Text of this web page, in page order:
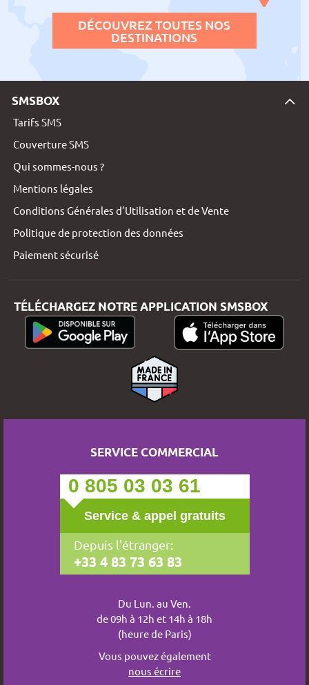
DÉCOUVREZ TOUTES NOS
DESTINATIONS
SMSBOX
Tarifs SMS
Couverture SMS
Qui sommes-nous ?
Mentions légales
Conditions Générales d’Utilisation et de Vente
Politique de protection des données
Paiement sécurisé
TÉLÉCHARGEZ NOTRE APPLICATION SMSBOX
SERVICE COMMERCIAL
0 805 03 03 61
Service & appel gratuits
Depuis l'étranger:
+33 4 83 73 63 83
Du Lun. au Ven.
de 09h à 12h et 14h à 18h
(heure de Paris)
Vous pouvez également
nous écrire